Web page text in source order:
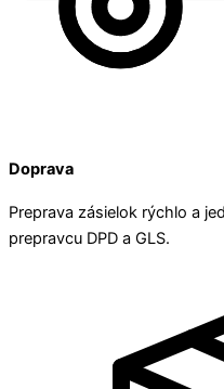
Doprava
Preprava zásielok rýchlo a
prepravcu DPD a GLS.